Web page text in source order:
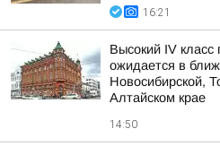
16:21
Высокий IV класс
ожидается в
Новосибирской,
Алтайском крае
14:50